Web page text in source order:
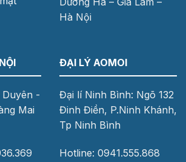
Hà Nội
-
Mai
ĐẠI LÝ AOMOI
Đại lí Ninh Bình: Ngõ 132
Đinh Điền, P.Ninh Khánh,
Tp Ninh Bình
Hotline: 0941.555.868